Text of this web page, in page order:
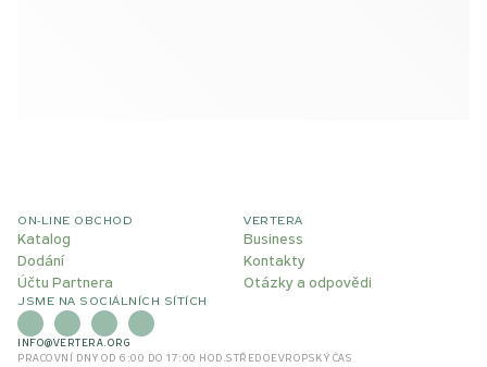
ON-LINE OBCHOD
Katalog
Dodání
Účtu Partnera
VERTERA
Business
Kontakty
Otázky a odpovědi
JSME NA SOCIÁLNÍCH SÍTÍCH
INFO@VERTERA.ORG
PRACOVNÍ DNY OD 6:00 DO 17:00 HOD.STŘEDOEVROPSKÝ ČAS